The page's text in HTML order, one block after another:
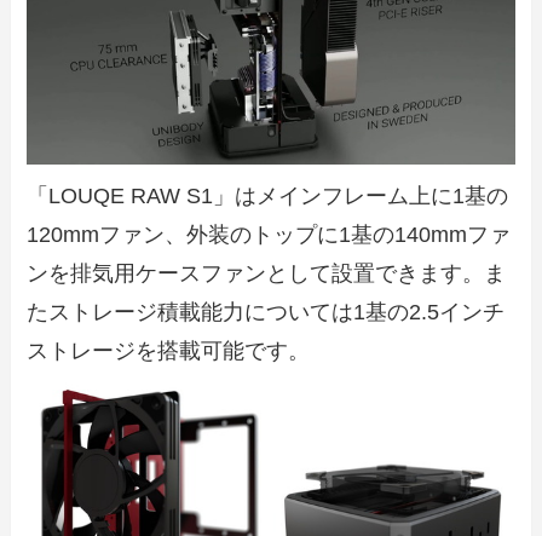
「LOUQE RAW S1」はメインフレーム上に1基の
120mmファン、外装のトップに1基の140mmファ
ンを排気用ケースファンとして設置できます。ま
たストレージ積載能力については1基の2.5インチ
ストレージを搭載可能です。